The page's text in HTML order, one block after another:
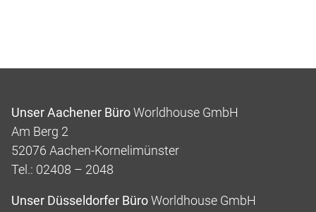
Unser Aachener BüroWorldhouse GmbH
Am Berg 2
52076 Aachen-Kornelimünster
Tel.: 02408 – 2048
Unser Düsseldorfer BüroWorldhouse GmbH